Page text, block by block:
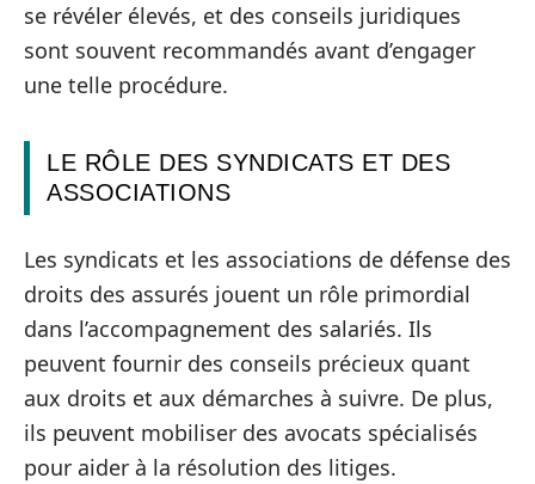
se révéler élevés, et des conseils juridiques
sont souvent recommandés avant d’engager
une telle procédure.
LE RÔLE DES SYNDICATS ET DES
ASSOCIATIONS
Les syndicats et les associations de défense des
droits des assurés jouent un rôle primordial
dans l’accompagnement des salariés. Ils
peuvent fournir des conseils précieux quant
aux droits et aux démarches à suivre. De plus,
ils peuvent mobiliser des avocats spécialisés
pour aider à la résolution des litiges.